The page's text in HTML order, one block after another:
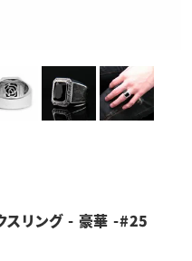
スリング - 豪華 -#25